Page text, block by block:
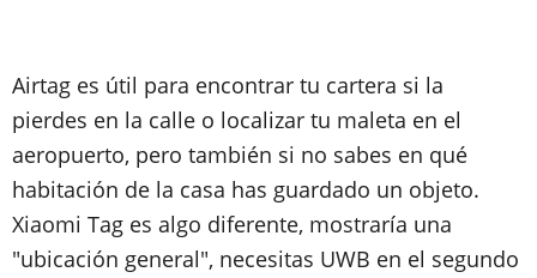
Airtag es útil para encontrar tu cartera si la
pierdes en la calle o localizar tu maleta en el
aeropuerto, pero también si no sabes en qué
habitación de la casa has guardado un objeto.
Xiaomi Tag es algo diferente, mostraría una
"ubicación general", necesitas UWB en el segundo